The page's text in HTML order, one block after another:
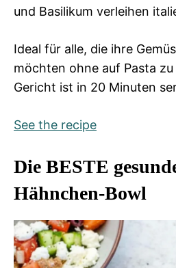
und Basilikum verleihen
Ideal für alle, die ihre
möchten ohne auf Pasta
Gericht ist in 20 Minuten
See the recipe
Die BESTE
Hähnchen-Bowl